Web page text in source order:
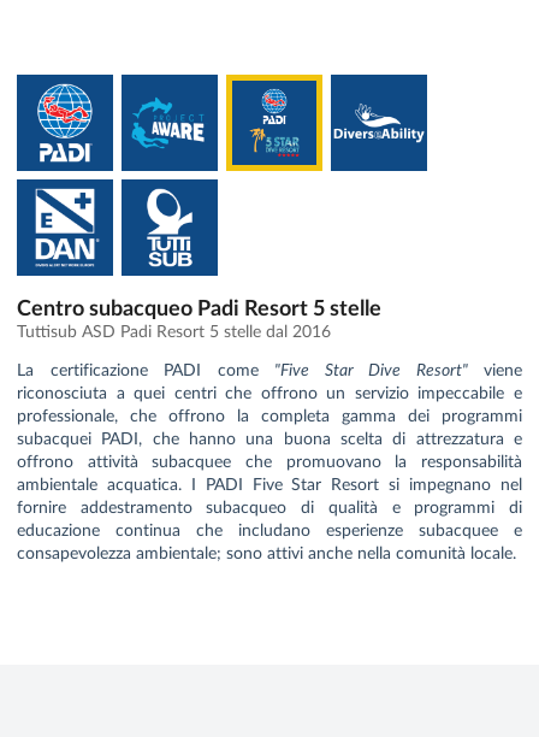
Centro subacqueo Padi Resort 5 stelle
Tuttisub ASD Padi Resort 5 stelle dal 2016
La certificazione PADI come "Five Star Dive Resort"viene
riconosciuta a quei centri che offrono un servizio impeccabile e
professionale, che offrono la completa gamma dei programmi
subacquei PADI, che hanno una buona scelta di attrezzatura e
offrono attività subacquee che promuovano la responsabilità
ambientale acquatica. I PADI Five Star Resort si impegnano nel
fornire addestramento subacqueo di qualità e programmi di
educazione continua che includano esperienze subacquee e
consapevolezza ambientale; sono attivi anche nella comunità locale.